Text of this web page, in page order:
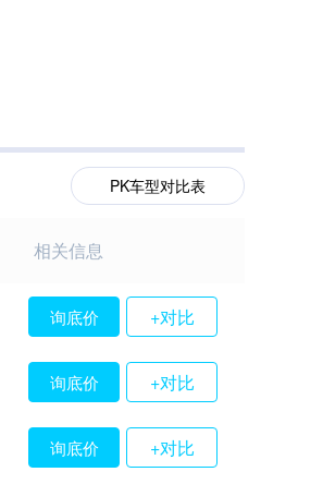
PK车型对比表
相关信息
询底价 +对比
询底价 +对比
询底价 +对比